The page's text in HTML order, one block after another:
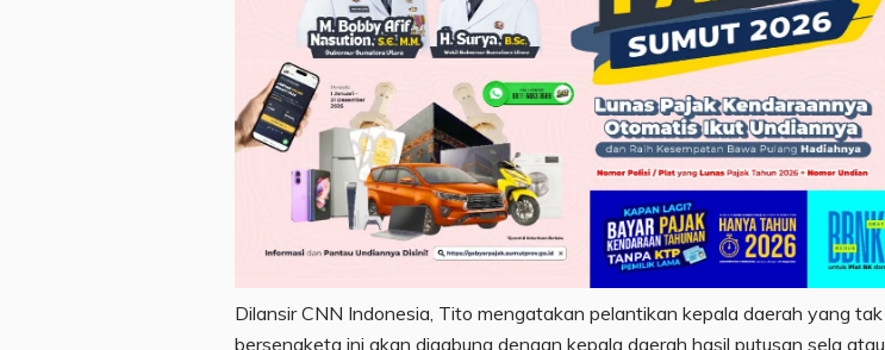
Dilansir CNN Indonesia, Tito mengatakan pelantikan kepala daerah yang tak
bersengketa ini akan digabung dengan kepala daerah hasil putusan sela atau